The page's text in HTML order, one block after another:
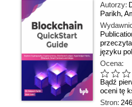
Autorzy:
Parikh,
języku
Ocena:
Bądź
oceni tę
Stron: 246